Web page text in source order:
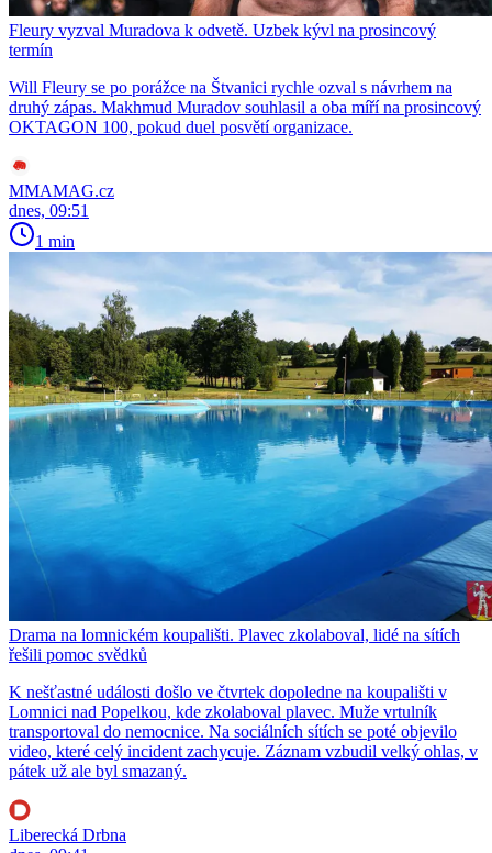
Fleury vyzval Muradova k odvetě. Uzbek kývl na prosincový
termín
Will Fleury se po porážce na Štvanici rychle ozval s návrhem na
druhý zápas. Makhmud Muradov souhlasil a oba míří na prosincový
OKTAGON 100, pokud duel posvětí organizace.
MMAMAG.cz
dnes, 09:51
1 min
Drama na lomnickém koupališti. Plavec zkolaboval, lidé na sítích
řešili pomoc svědků
K nešťastné události došlo ve čtvrtek dopoledne na koupališti v
Lomnici nad Popelkou, kde zkolaboval plavec. Muže vrtulník
transportoval do nemocnice. Na sociálních sítích se poté objevilo
video, které celý incident zachycuje. Záznam vzbudil velký ohlas, v
pátek už ale byl smazaný.
Liberecká Drbna